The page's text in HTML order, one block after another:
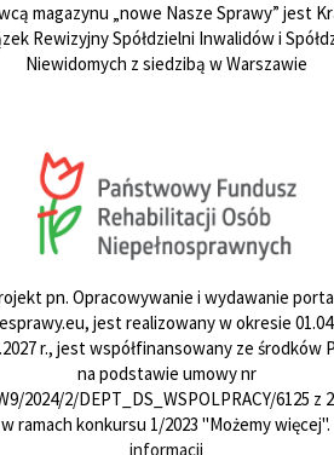
magazynu „nowe Nasze Sprawy” jest
Rewizyjny Spółdzielni Inwalidów i
Niewidomych z siedzibą w Warszawie
pn. Opracowywanie i wydawanie
jest realizowany w okresie
r., jest współfinansowany ze środków
na podstawie umowy nr
2024/2/DEPT_DS_WSPOLPRACY/6125 z
w ramach konkursu 1/2023 "Możemy więcej".
informacji